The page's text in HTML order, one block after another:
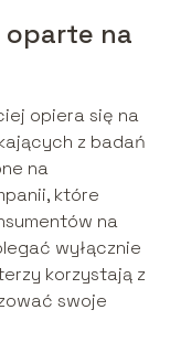
oparte na
opiera się na
z badań
na
które
na
wyłącznie
korzystają z
swoje